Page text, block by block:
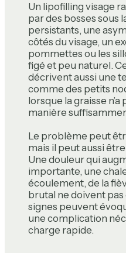
Un lipofilling visage
par des bosses sous
persistants, une
côtés du visage, un
pommettes ou les
figé et peu naturel.
décrivent aussi une
comme des petits
lorsque la graisse
manière
Le problème peut
mais il peut aussi
Une douleur qui
importante, une
écoulement, de la
brutal ne doivent pas
signes peuvent
une complication
charge rapide.